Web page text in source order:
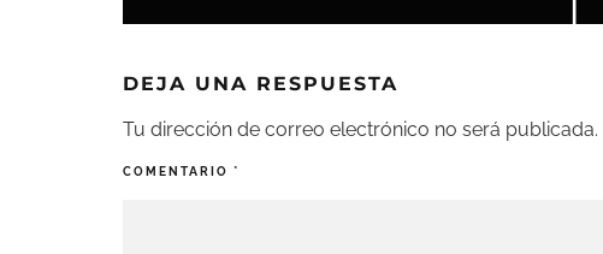
DEJA UNA RESPUESTA
Tu dirección de correo electrónico no será publicada.
COMENTARIO *